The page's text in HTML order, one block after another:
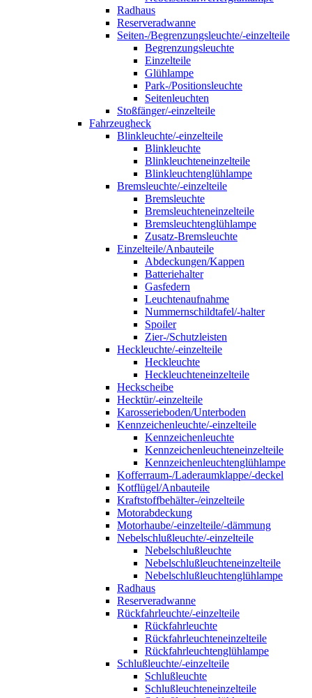
Radhaus
Reserveradwanne
Seiten-/Begrenzungsleuchte/-einzelteile
Begrenzungsleuchte
Einzelteile
Glühlampe
Park-/Positionsleuchte
Seitenleuchten
Stoßfänger/-einzelteile
Fahrzeugheck
Blinkleuchte/-einzelteile
Blinkleuchte
Blinkleuchteneinzelteile
Blinkleuchtenglühlampe
Bremsleuchte/-einzelteile
Bremsleuchte
Bremsleuchteneinzelteile
Bremsleuchtenglühlampe
Zusatz-Bremsleuchte
Einzelteile/Anbauteile
Abdeckungen/Kappen
Batteriehalter
Gasfedern
Leuchtenaufnahme
Nummernschildtafel/-halter
Spoiler
Zier-/Schutzleisten
Heckleuchte/-einzelteile
Heckleuchte
Heckleuchteneinzelteile
Heckscheibe
Hecktür/-einzelteile
Karosserieboden/Unterboden
Kennzeichenleuchte/-einzelteile
Kennzeichenleuchte
Kennzeichenleuchteneinzelteile
Kennzeichenleuchtenglühlampe
Kofferraum-/Laderaumklappe/-deckel
Kotflügel/Anbauteile
Kraftstoffbehälter-/einzelteile
Motorabdeckung
Motorhaube/-einzelteile/-dämmung
Nebelschlußleuchte/-einzelteile
Nebelschlußleuchte
Nebelschlußleuchteneinzelteile
Nebelschlußleuchtenglühlampe
Radhaus
Reserveradwanne
Rückfahrleuchte/-einzelteile
Rückfahrleuchte
Rückfahrleuchteneinzelteile
Rückfahrleuchtenglühlampe
Schlußleuchte/-einzelteile
Schlußleuchte
Schlußleuchteneinzelteile